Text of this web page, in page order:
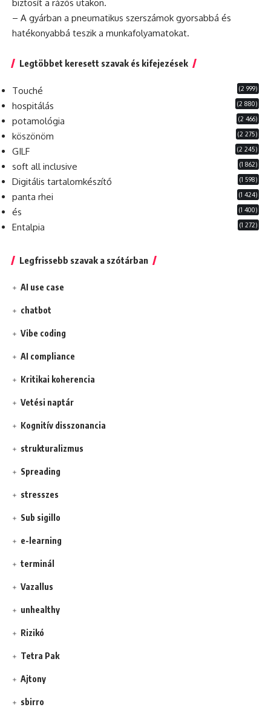
biztosít a rázós utakon.
– A gyárban a pneumatikus szerszámok gyorsabbá és
hatékonyabbá teszik a munkafolyamatokat.
Legtöbbet keresett szavak és kifejezések
Touché (2 999)
hospitálás (2 880)
potamológia (2 466)
köszönöm (2 275)
GILF (2 245)
soft all inclusive (1 862)
Digitális tartalomkészítő (1 598)
panta rhei (1 424)
és (1 400)
Entalpia (1 272)
Legfrissebb szavak a szótárban
AI use case
chatbot
Vibe coding
AI compliance
Kritikai koherencia
Vetési naptár
Kognitív disszonancia
strukturalizmus
Spreading
stresszes
Sub sigillo
e-learning
terminál
Vazallus
unhealthy
Rizikó
Tetra Pak
Ajtony
sbirro